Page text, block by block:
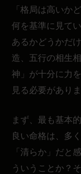
「格局は高いか
何を基準に見て
あるかどうかだ
造、五行の相生
神」が十分に力
見る必要がありま
まず、最も基本
良い命格は、多
「清らか」だと
ういうことか？